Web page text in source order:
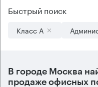
Быстрый поиск
Класс А
В городе Москва
продаже офисных